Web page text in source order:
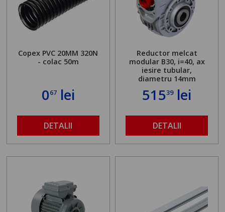
Copex PVC 20MM 320N
- colac 50m
067lei
DETALII
Reductor melcat
modular B30, i=40, ax
iesire tubular,
diametru 14mm
51539lei
DETALII